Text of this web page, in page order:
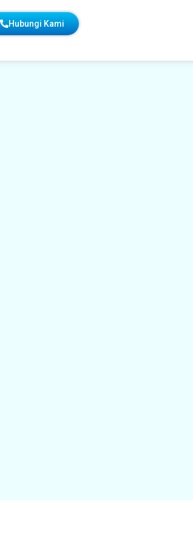
Hubungi Kami